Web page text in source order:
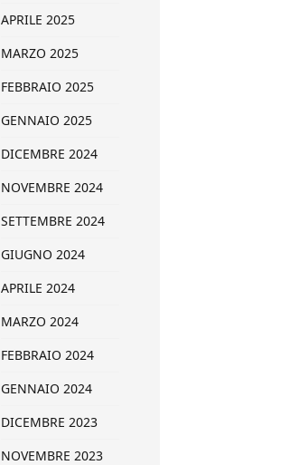
APRILE 2025
MARZO 2025
FEBBRAIO 2025
GENNAIO 2025
DICEMBRE 2024
NOVEMBRE 2024
SETTEMBRE 2024
GIUGNO 2024
APRILE 2024
MARZO 2024
FEBBRAIO 2024
GENNAIO 2024
DICEMBRE 2023
NOVEMBRE 2023